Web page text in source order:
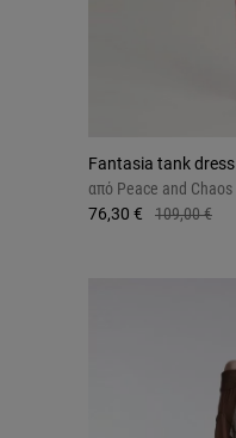
Fantasia tank dress
από Peace and Chaos
76,30 €
109,00 €